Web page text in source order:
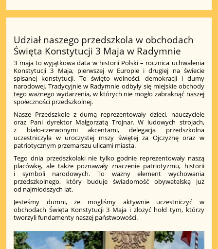
Udział naszego przedszkola w obchodach
Święta Konstytucji 3 Maja w Radymnie
3 maja to wyjątkowa data w historii Polski – rocznica uchwalenia
Konstytucji 3 Maja, pierwszej w Europie i drugiej na świecie
spisanej konstytucji. To święto wolności, demokracji i dumy
narodowej. Tradycyjnie w Radymnie odbyły się miejskie obchody
tego ważnego wydarzenia, w których nie mogło zabraknąć naszej
społeczności przedszkolnej.
Nasze Przedszkole z dumą reprezentowały dzieci, nauczyciele
oraz Pani dyrektor Małgorzatą Trojnar. W ludowych strojach,
z biało-czerwonymi akcentami, delegacja przedszkolna
uczestniczyła w uroczystej mszy świętej za Ojczyznę oraz w
patriotycznym przemarszu ulicami miasta.
Tego dnia przedszkolaki nie tylko godnie reprezentowały naszą
placówkę, ale także poznawały znaczenie patriotyzmu, historii
i symboli narodowych. To ważny element wychowania
przedszkolnego, który buduje świadomość obywatelską już
od najmłodszych lat.
Jesteśmy dumni, że mogliśmy aktywnie uczestniczyć w
obchodach Święta Konstytucji 3 Maja i złożyć hołd tym, którzy
tworzyli fundamenty naszej państwowości.